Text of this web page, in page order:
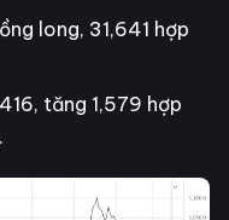
long, 31,641 hợp
tăng 1,579 hợp